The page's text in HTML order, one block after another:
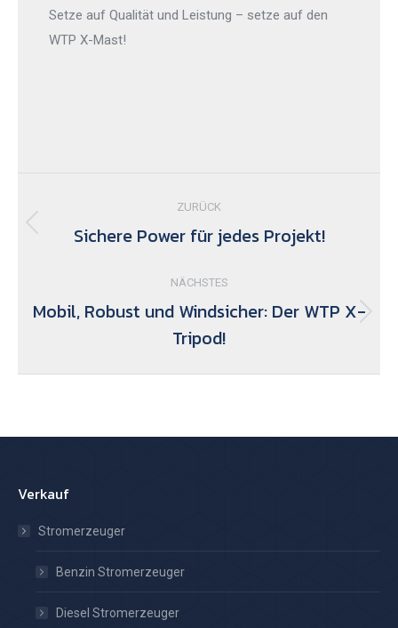
Setze auf Qualität und Leistung – setze auf den
WTP X-Mast!
ZURÜCK
Vorheriger
Sichere Power für jedes Projekt!
NÄCHSTES
Nächster
Beitrag:
Mobil, Robust und Windsicher: Der WTP X-
Tripod!
Verkauf
Stromerzeuger
Benzin Stromerzeuger
Diesel Stromerzeuger